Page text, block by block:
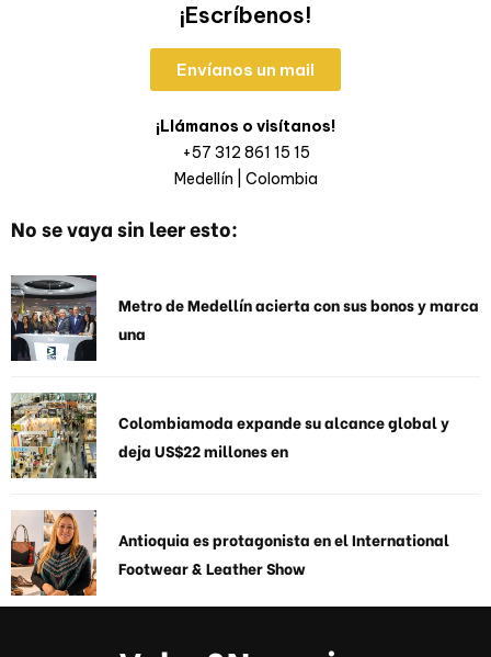
¡Escríbenos!
Envíanos un mail
¡Llámanos o visítanos!
+57 312 861 15 15
Medellín | Colombia
No se vaya sin leer esto:
Metro de Medellín acierta con sus bonos y marca
una
Colombiamoda expande su alcance global y
deja US$22 millones en
Antioquia es protagonista en el International
Footwear & Leather Show